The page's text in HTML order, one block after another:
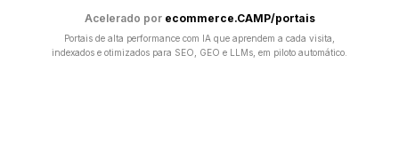
Acelerado por ecommerce.CAMP/portais
Portais de alta performance com IA que aprendem a cada visita,
indexados e otimizados para SEO, GEO e LLMs, em piloto automático.